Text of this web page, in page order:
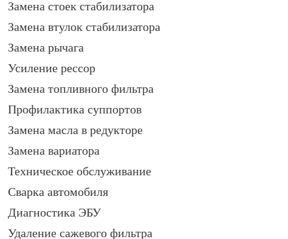
Замена стоек стабилизатора
Замена втулок стабилизатора
Замена рычага
Усиление рессор
Замена топливного фильтра
Профилактика суппортов
Замена масла в редукторе
Замена вариатора
Техническое обслуживание
Сварка автомобиля
Диагностика ЭБУ
Удаление сажевого фильтра